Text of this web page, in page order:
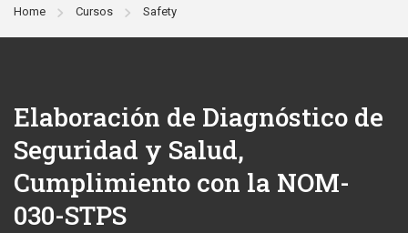
Home Cursos Safety
Elaboración de Diagnóstico de
Seguridad y Salud,
Cumplimiento con la NOM-
030-STPS